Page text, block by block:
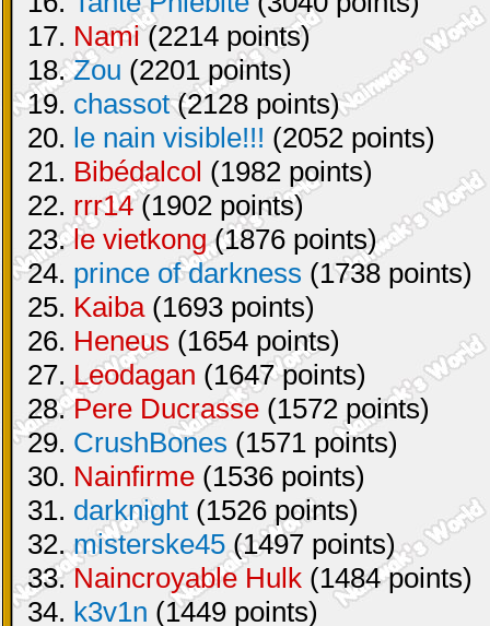
17. Nami(2214 points)
18.Zou (2201 points)
19. chassot(2128 points)
20. le nain visible!!! (2052 points)
21. Bibédalcol (1982 points)
22. rrr14(1902 points)
23.le vietkong(1876 points)
24. prince of darkness (1738 points)
25. Kaiba(1693 points)
26. Heneus (1654 points)
27. Leodagan (1647 points)
28.Pere Ducrasse (1572 points)
29. CrushBones (1571 points)
30. Nainfirme (1536 points)
31. darknight (1526 points)
32.misterske45(1497 points)
33.Naincroyable Hulk (1484 points)
34. k3v1n (1449 points)